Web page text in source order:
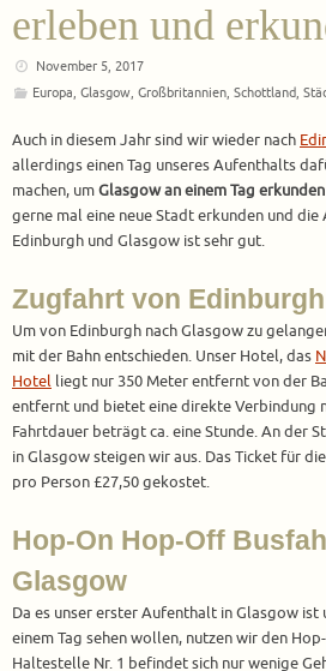
erleben und
November 5, 2017
Europa, Glasgow, Großbritannien, Schottland,
Auch in diesem Jahr sind wir wieder nach
allerdings einen Tag unseres Aufenthalts
machen, umGlasgow an einem Tag erkunden
gerne mal eine neue Stadt erkunden und die
Edinburgh und Glasgow ist sehr gut.
Zugfahrt von
Um von Edinburgh nach Glasgow zu
mit der Bahn entschieden. Unser Hotel, das
Hotel liegt nur 350 Meter entfernt von der
entfernt und bietet eine direkte Verbindung
Fahrtdauer beträgt ca. eine Stunde. An der
in Glasgow steigen wir aus. Das Ticket für
pro Person £27,50 gekostet.
Hop-On Hop-Off
Glasgow
Da es unser erster Aufenthalt in Glasgow
einem Tag sehen wollen, nutzen wir den
Haltestelle Nr. 1 befindet sich nur wenige